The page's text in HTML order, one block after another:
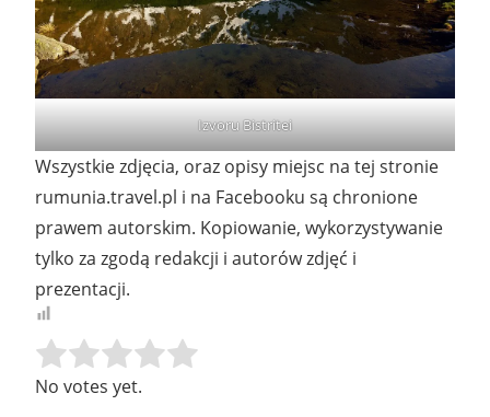
Izvoru Bistritei
Wszystkie zdjęcia, oraz opisy miejsc na tej stronie
rumunia.travel.pl i na Facebooku są chronione
prawem autorskim. Kopiowanie, wykorzystywanie
tylko za zgodą redakcji i autorów zdjęć i
prezentacji.
Rate this item:
No votes yet.